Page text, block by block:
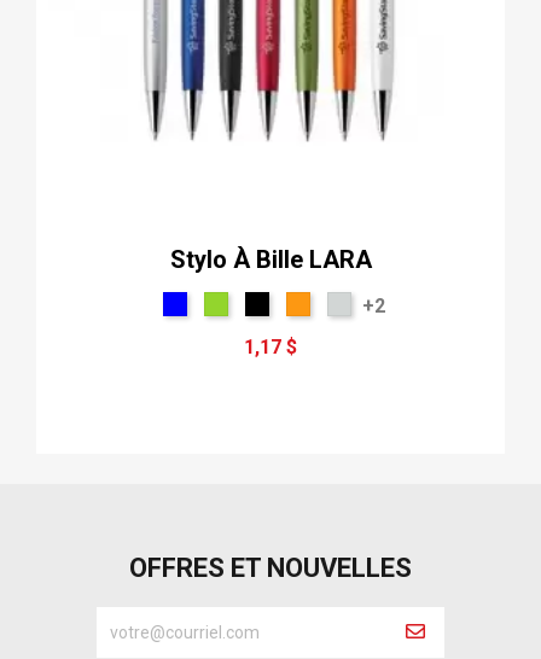
Stylo À Bille LARA
+2
1,17 $
OFFRES ET NOUVELLES